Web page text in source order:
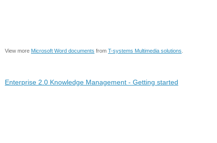
View more Microsoft Word documents from T-systems Multimedia solutions
Enterprise 2.0 Knowledge Management - Getting started